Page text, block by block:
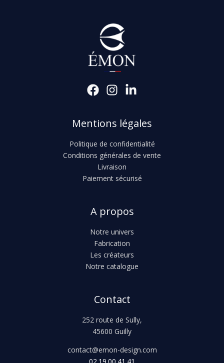
Mentions légales
Politique de confidentialité
Conditions générales de vente
Livraison
Paiement sécurisé
A propos
Notre univers
Fabrication
Les créateurs
Notre catalogue
Contact
252 route de Sully,
45600 Guilly
contact@emon-design.com